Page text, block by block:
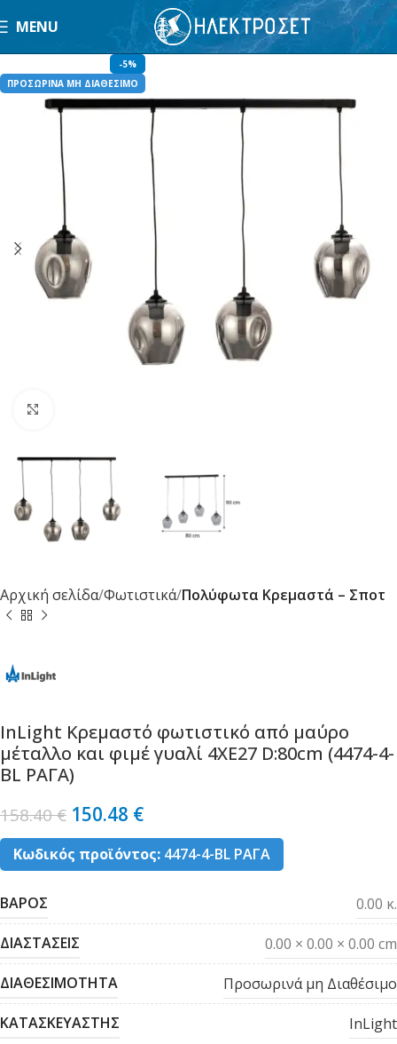
MENU
-5%
ΠΡΟΣΩΡΙΝΑ ΜΗ ΔΙΑΘΕΣΙΜΟ
Αρχική σελίδα Φωτιστικά Πολύφωτα Κρεμαστά – Σποτ
InLight Κρεμαστό φωτιστικό από μαύρο
μέταλλο και φιμέ γυαλί 4XE27 D:80cm (4474-4-
BL ΡΑΓΑ)
158.40€ 150.48 €
Κωδικός προϊόντος: 4474-4-BL ΡΑΓΑ
ΒΑΡΟΣ 0.00 κ.
ΔΙΑΣΤΑΣΕΙΣ 0.00 × 0.00 × 0.00 cm
ΔΙΑΘΕΣΙΜΟΤΗΤΑ Προσωρινά μη Διαθέσιμο
ΚΑΤΑΣΚΕΥΑΣΤΗΣ InLight